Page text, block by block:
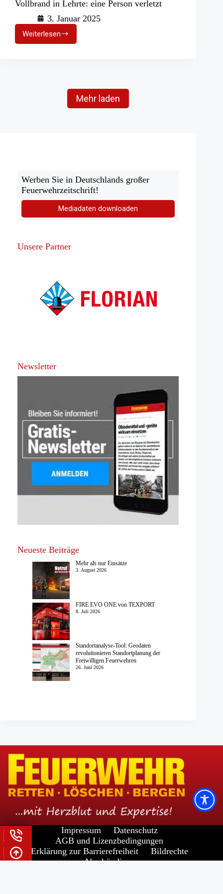
Vollbrand in Lehrte: eine Person verletzt
3. Januar 2025
Weiterlesen
Vollbrand
in
Mehr laden
Werben Sie in Deutschlands großer
Feuerwehrzeitschrift!
Mediadaten downloaden
Unsere Partner
Newsletter
Neueste Beiträge
Mehr als nur Einsätze
3. August 2026
FIRE EVO ONE von TEXPORT
8. Juli 2026
Standortanalyse-Tool: Geodaten
revolutionieren Standortplanung der
Freiwilligen Feuerwehren
26. Juni 2026
Impressum
Datenschutz
AGB und Lizenzbedingungen
Erklärung zur Barrierefreiheit
Bildrechte
Abo kündigen